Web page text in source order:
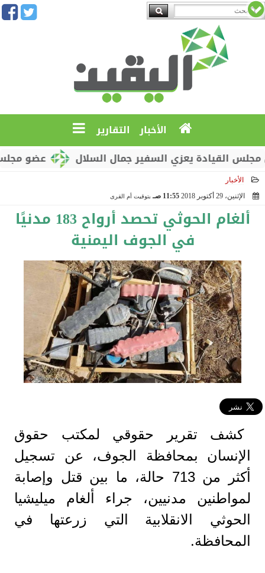
الأخبار التقارير
عضو مجلس
يعزي السفير جمال السلال
الأخبار
الإثنين، 29 أكتوبر 2018
11:55 صـ بتوقيت أم القرى
2018-10-29 11:55:29 ألغام الحوثي تحصد أرواح 183 مدنيًا
في الجوف اليمنية
كشف تقرير حقوقي لمكتب حقوق
الإنسان بمحافظة الجوف، عن تسجيل
أكثر من 713 حالة، ما بين قتل وإصابة
لمواطنين مدنيين، جراء ألغام ميليشيا
الحوثي الانقلابية التي زرعتها في
المحافظة.